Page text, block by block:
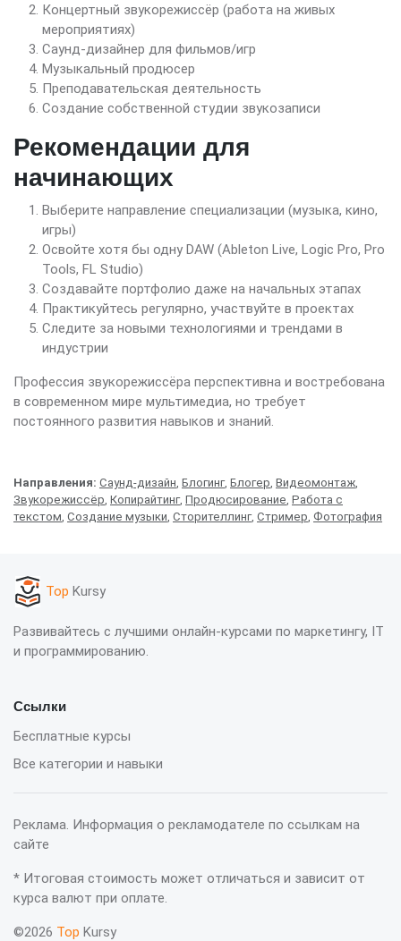
Концертный звукорежиссёр (работа на живых
мероприятиях)
Саунд-дизайнер для фильмов/игр
Музыкальный продюсер
Преподавательская деятельность
Создание собственной студии звукозаписи
Рекомендации для
начинающих
Выберите направление специализации (музыка, кино,
игры)
Освойте хотя бы одну DAW (Ableton Live, Logic Pro, Pro
Tools, FL Studio)
Создавайте портфолио даже на начальных этапах
Практикуйтесь регулярно, участвуйте в проектах
Следите за новыми технологиями и трендами в
индустрии
Профессия звукорежиссёра перспективна и востребована
в современном мире мультимедиа, но требует
постоянного развития навыков и знаний.
Направления: Саунд-дизайн Блогинг, Блогер Видеомонтаж
Звукорежиссёр Копирайтинг, Продюсирование Работа с
текстом Создание музыки Сторителлинг, Стример Фотография
Top Kursy
Развивайтесь с лучшими онлайн-курсами по маркетингу, IT
и программированию.
Ссылки
Бесплатные курсы
Все категории и навыки
Реклама. Информация о рекламодателе по ссылкам на
сайте
* Итоговая стоимость может отличаться и зависит от
курса валют при оплате.
©2026 Top Kursy